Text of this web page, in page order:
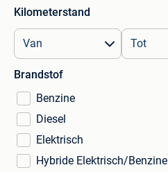
Kilometerstand
Brandstof
Benzine
Diesel
Elektrisch
Hybride Elektrisch/Benzine